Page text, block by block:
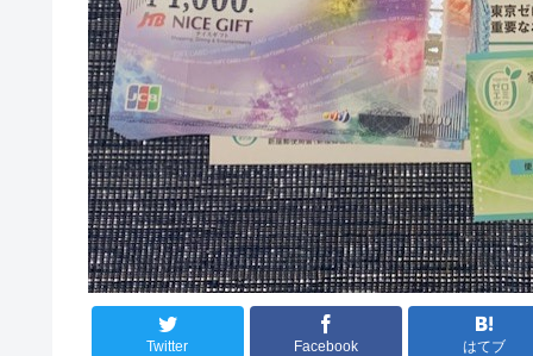
Twitter Facebook はてブ